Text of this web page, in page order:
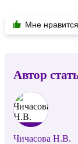
Мне нравится
Автор
Чичасова Н.В.